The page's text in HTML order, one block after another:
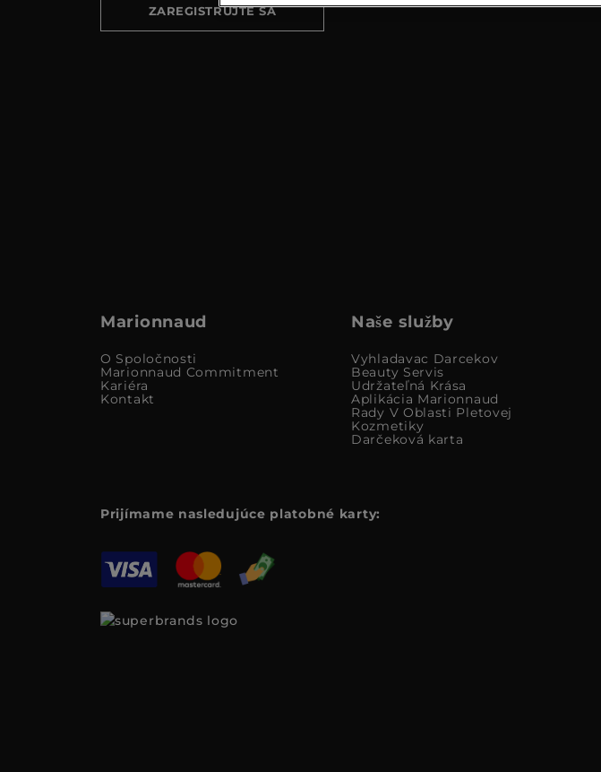
ZAREGISTRUJTE SA
Marionnaud
O Spoločnosti
Marionnaud Commitment
Kariéra
Kontakt
Naše služby
Vyhladavac Darcekov
Beauty Servis
Udržateľná Krása
Aplikácia Marionnaud
Rady V Oblasti Pletovej
Kozmetiky
Darčeková karta
Prijímame nasledujúce platobné karty: